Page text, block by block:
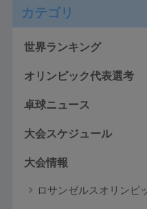
カテゴリ
世界ランキング
オリンピック代表選考
卓球ニュース
大会スケジュール
大会情報
ロサンゼルスオリンピ